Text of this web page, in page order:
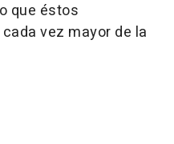
que éstos
vez mayor de la